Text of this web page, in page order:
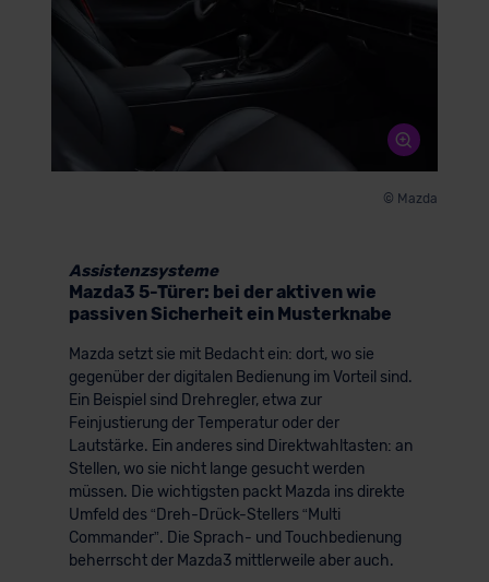
© Mazda
Assistenzsysteme
Mazda3 5-Türer: bei der aktiven wie
passiven Sicherheit ein Musterknabe
Mazda setzt sie mit Bedacht ein: dort, wo sie
gegenüber der digitalen Bedienung im Vorteil sind.
Ein Beispiel sind Drehregler, etwa zur
Feinjustierung der Temperatur oder der
Lautstärke. Ein anderes sind Direktwahltasten: an
Stellen, wo sie nicht lange gesucht werden
müssen. Die wichtigsten packt Mazda ins direkte
Umfeld des “Dreh-Drück-Stellers “Multi
Commander”. Die Sprach- und Touchbedienung
beherrscht der Mazda3 mittlerweile aber auch.